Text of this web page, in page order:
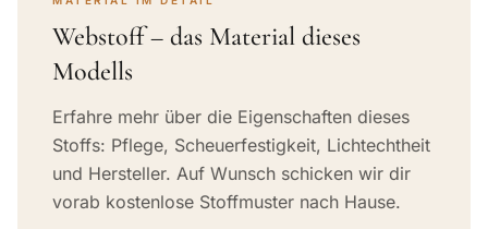
Webstoff – das Material dieses
Modells
Erfahre mehr über die Eigenschaften dieses
Stoffs: Pflege, Scheuerfestigkeit, Lichtechtheit
und Hersteller. Auf Wunsch schicken wir dir
vorab kostenlose Stoffmuster nach Hause.